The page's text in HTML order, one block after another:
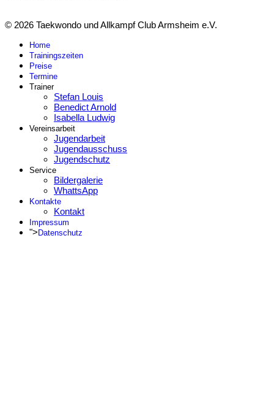
© 2026 Taekwondo und Allkampf Club Armsheim e.V.
Home
Trainingszeiten
Preise
Termine
Trainer
Stefan Louis
Benedict Arnold
Isabella Ludwig
Vereinsarbeit
Jugendarbeit
Jugendausschuss
Jugendschutz
Service
Bildergalerie
WhattsApp
Kontakte
Kontakt
Impressum
"> Datenschutz